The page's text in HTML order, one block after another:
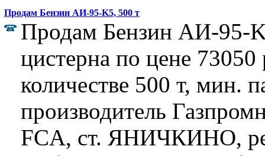
Продам Бензин АИ-95-K5, 500 т
Продам Бензин АИ-95-
цистерна по цене 73050
количестве 500 т, мин.
производитель
FCA, ст. ЯНИЧКИНО,